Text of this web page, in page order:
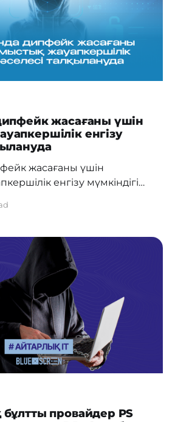
қауіпсіздік саласында
8 жоғары оқу
жасағаны үшін
енгізу
жасағаны үшін
енгізу мүмкіндігі
Смышляева «Жасанды
айтты. Дипфейк –
көмегімен фото, аудио
шынайы көрінетін
айналдыратын технология.
тек дипфейктің
салдарына байланысты
провайдер PS